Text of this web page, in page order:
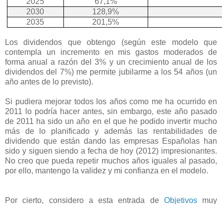
2030
128,9%
2035
201,5%
Los dividendos que obtengo (según este modelo que
contempla un incremento en mis gastos moderados de
forma anual a razón del 3% y un crecimiento anual de los
dividendos del 7%) me permite jubilarme a los 54 años (un
año antes de lo previsto).
Si pudiera mejorar todos los años como me ha ocurrido en
2011 lo podría hacer antes, sin embargo, este año pasado
de 2011 ha sido un año en el que he podido invertir mucho
más de lo planificado y además las rentabilidades de
dividendo que están dando las empresas Españolas han
sido y siguen siendo a fecha de hoy (2012) impresionantes.
No creo que pueda repetir muchos años iguales al pasado,
por ello, mantengo la validez y mi confianza en el modelo.
Por cierto, considero a esta entrada de Objetivos muy